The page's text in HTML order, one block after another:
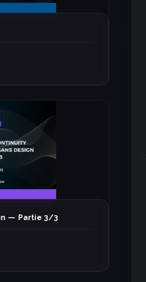
— Partie 3/3